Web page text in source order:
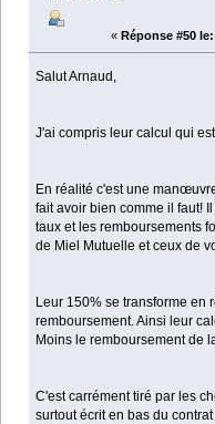
« Réponse #50 le:
Salut Arnaud,
J'ai compris leur calcul qui
En réalité c'est une
fait avoir bien comme il faut!
taux et les remboursements
de Miel Mutuelle et ceux de
Leur 150% se transforme en
remboursement. Ainsi leur
Moins le remboursement de
C'est carrément tiré par les
surtout écrit en bas du